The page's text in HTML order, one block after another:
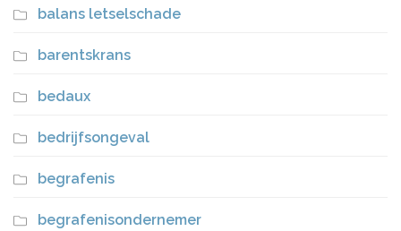
balans letselschade
barentskrans
bedaux
bedrijfsongeval
begrafenis
begrafenisondernemer